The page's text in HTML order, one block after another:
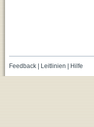
Feedback| Leitlinien Hilfe